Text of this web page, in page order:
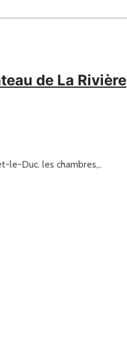
de La Rivière
le-Duc. les chambres,..